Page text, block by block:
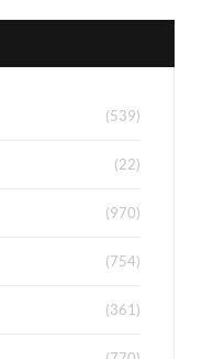
(539)
(22)
(970)
(754)
(361)